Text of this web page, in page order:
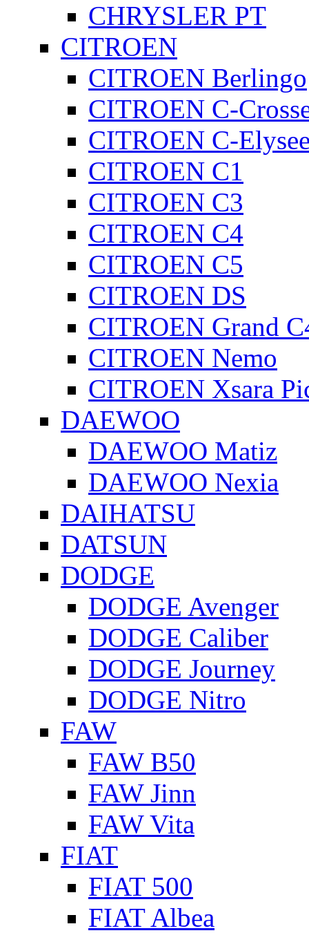
CHRYSLER PT
CITROEN
CITROEN Berlingo
CITROEN C-
CITROEN C-
CITROEN C1
CITROEN C3
CITROEN C4
CITROEN C5
CITROEN DS
CITROEN Grand
CITROEN Nemo
CITROEN Xsara
DAEWOO
DAEWOO Matiz
DAEWOO Nexia
DAIHATSU
DATSUN
DODGE
DODGE Avenger
DODGE Caliber
DODGE Journey
DODGE Nitro
FAW
FAW B50
FAW Jinn
FAW Vita
FIAT
FIAT 500
FIAT Albea